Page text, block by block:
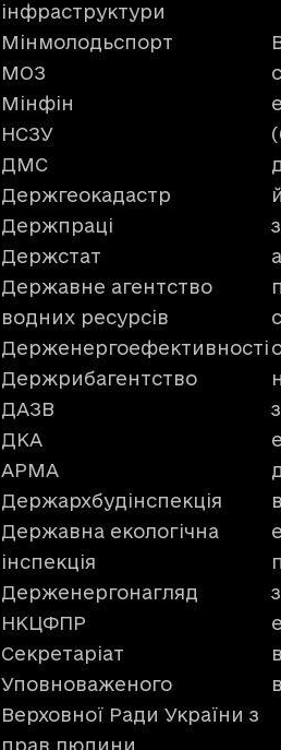
інфраструктури
Мінмолодьспорт
МОЗ
Мінфін
НСЗУ
ДМС
Держгеокадастр
Держпраці
Держстат
Державне агентство
водних ресурсів
Держенергоефективності
Держрибагентство
ДАЗВ
ДКА
АРМА
Держархбудінспекція
Державна екологічна
інспекція
Держенергонагляд
НКЦФПР
Секретаріат
Уповноваженого
Верховної Ради України з
прав людини